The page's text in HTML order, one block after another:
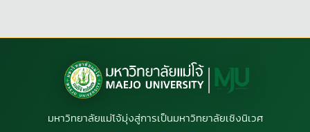
มหาวิทยาลัยแม่โจ้มุ่งสู่การเป็นมหาวิทยาลัยเชิงนิเวศ